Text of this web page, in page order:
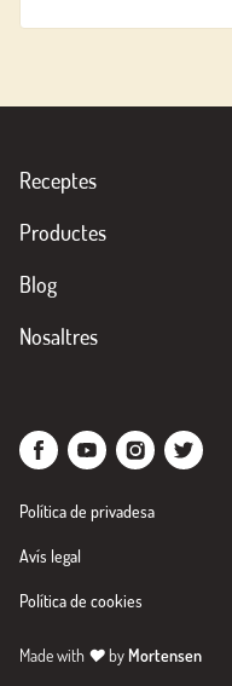
Receptes
Productes
Blog
Nosaltres
Política de privadesa
Avís legal
Política de cookies
Made with ♥by Mortensen